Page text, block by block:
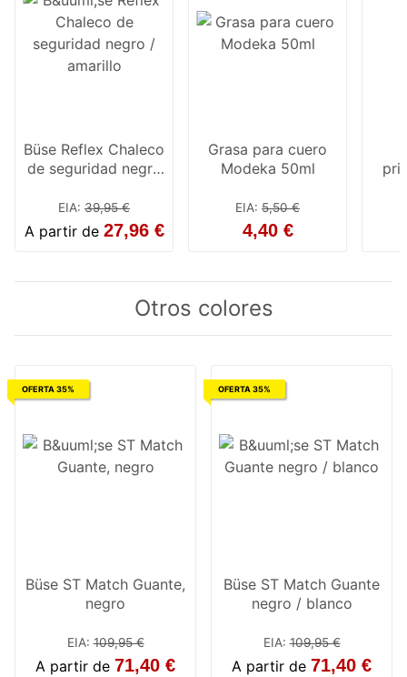
Büse Reflex Chaleco
de seguridad negro
EIA: 39,95 €
A partir de 27,96 €
Grasa para cuero
Modeka 50ml
EIA: 5,50 €
4,40 €
Otros colores
OFERTA 35%
Büse ST Match Guante,
negro
EIA:109,95 €
A partir de 71,40 €
OFERTA 35%
Büse ST Match Guante
negro / blanco
EIA:109,95 €
A partir de 71,40 €